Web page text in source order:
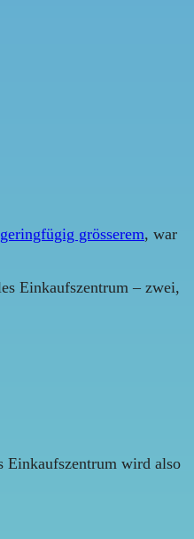
geringfügig grösserem, war
Einkaufszentrum – zwei,
Einkaufszentrum wird also